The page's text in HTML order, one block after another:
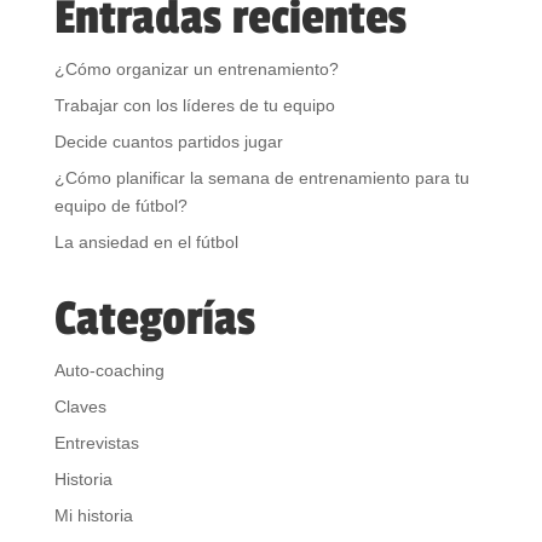
Entradas recientes
¿Cómo organizar un entrenamiento?
Trabajar con los líderes de tu equipo
Decide cuantos partidos jugar
¿Cómo planificar la semana de entrenamiento para tu
equipo de fútbol?
La ansiedad en el fútbol
Categorías
Auto-coaching
Claves
Entrevistas
Historia
Mi historia